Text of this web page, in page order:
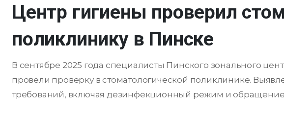
Центр гигиены проверил
поликлинику в Пинске
В сентябре 2025 года специалисты Пинского зонального
провели проверку в стоматологической поликлинике.
требований, включая дезинфекционный режим и